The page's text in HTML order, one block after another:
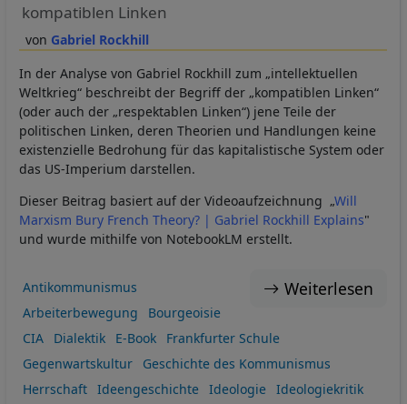
Gabriel Rockhill
kompatiblen Linken
In der Analyse von Gabriel Rockhill zum „intellektuellen
Weltkrieg“ beschreibt der Begriff der „kompatiblen Linken“
(oder auch der „respektablen Linken“) jene Teile der
politischen Linken, deren Theorien und Handlungen keine
existenzielle Bedrohung für das kapitalistische System oder
das US-Imperium darstellen.
Dieser Beitrag basiert auf der Videoaufzeichnung „Will
Marxism Bury French Theory? | Gabriel Rockhill Explains"
und wurde mithilfe von NotebookLM erstellt.
Weiterlesen
Antikommunismus
Arbeiterbewegung
Bourgeoisie
CIA
Dialektik E-Book
Frankfurter Schule
Gegenwartskultur
Geschichte des Kommunismus
Herrschaft
Ideengeschichte Ideologie
Ideologiekritik